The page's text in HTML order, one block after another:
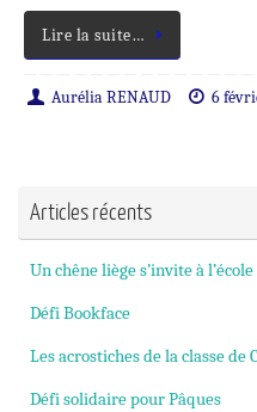
Lire la suite…
Aurélia RENAUD 6
Articles récents
Un chêne liège s’invite à l’école
Défi Bookface
Les acrostiches de la classe de
Défi solidaire pour Pâques